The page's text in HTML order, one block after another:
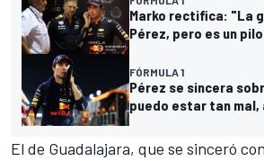
Marko rectifica: "La
Pérez, pero es un
FÓRMULA 1
Pérez se sincera
puedo estar tan mal,
El de Guadalajara, que se sinceró con